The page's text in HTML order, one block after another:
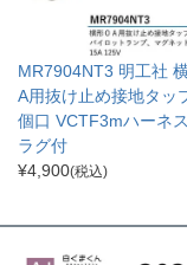
MR7904NT3 明工社
A用抜け止め接地タッ
個口 VCTF3mハーネ
ラグ付
¥4,900(税込)